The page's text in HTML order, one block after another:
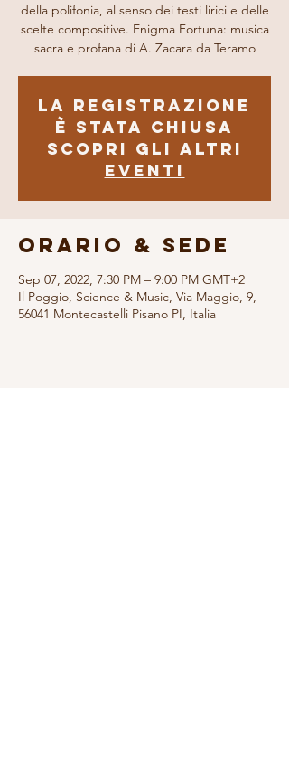
della polifonia, al senso dei testi lirici e delle
scelte compositive. Enigma Fortuna: musica
sacra e profana di A. Zacara da Teramo
La registrazione
è stata chiusa
Scopri gli altri
eventi
Orario & Sede
Sep 07, 2022, 7:30 PM – 9:00 PM GMT+2
Il Poggio, Science & Music, Via Maggio, 9,
56041 Montecastelli Pisano PI, Italia